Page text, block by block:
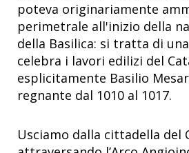
poteva originariamente
perimetrale all'inizio della
della Basilica: si tratta di
celebra i lavori edilizi del
esplicitamente Basilio
regnante dal 1010 al 1017.
Usciamo dalla cittadella del